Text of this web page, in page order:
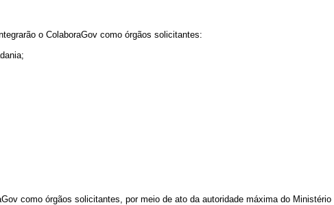
o ColaboraGov como órgãos solicitantes:
como órgãos solicitantes, por meio de ato da autoridade máxima do